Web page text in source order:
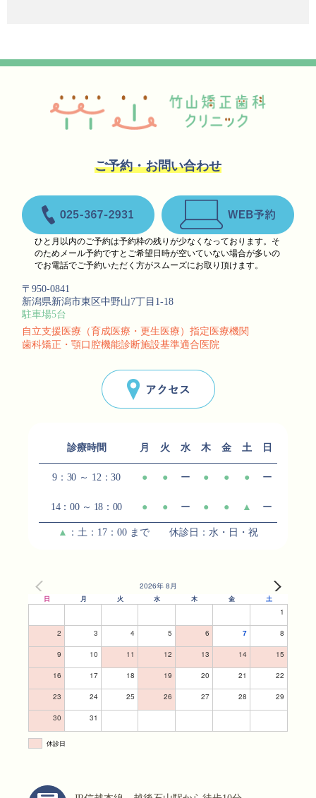
ご予約・お問い合わせ
お電話 025-367-2931 ウェブ予約
ひと月以内のご予約は予約枠の残りが少なくなっております。そ
のためメール予約ですとご希望日時が空いていない場合が多いの
でお電話でご予約いただく方がスムーズにお取り頂けます。
〒950-0841
新潟県新潟市東区中野山7丁目1-18
駐車場5台
自立支援医療（育成医療・更生医療）指定医療機関
歯科矯正・顎口腔機能診断施設基準適合医院
診療時間 月 火 水 木 金 土 日
9：30 ～ 12：30 ● ● ー ● ● ● ー
14：00 ～ 18：00 ● ● ー ● ● ▲ ー
▲ ：土：17：00 まで 休診日：水・日・祝
2026年 8月
日 月 火 水 木 金 土
1
2 3 4 5 6 7 8
9 10 11 12 13 14 15
16 17 18 19 20 21 22
23 24 25 26 27 28 29
30 31
休診日